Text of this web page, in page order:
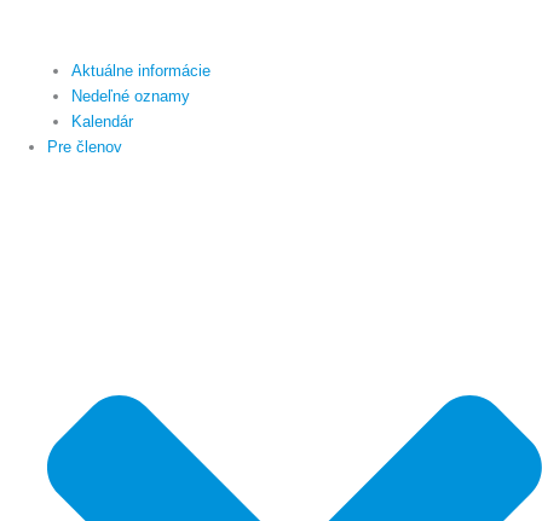
Aktuálne informácie
Nedeľné oznamy
Kalendár
Pre členov